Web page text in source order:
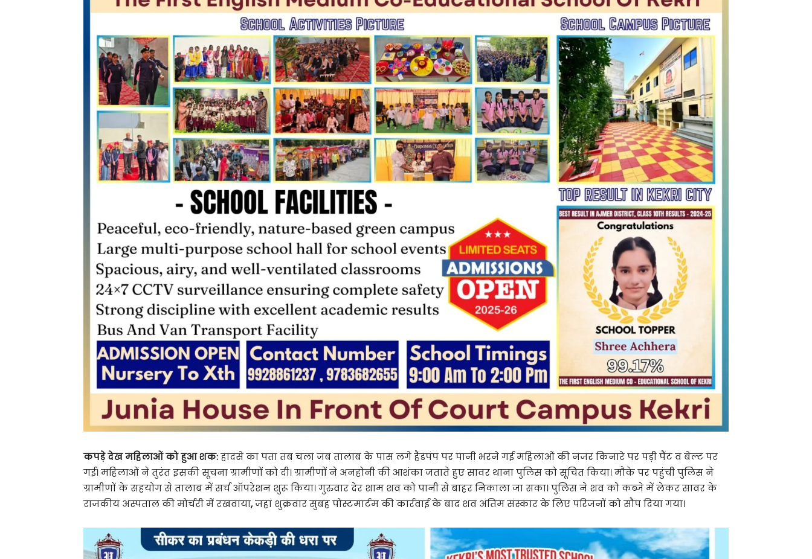
कपड़े देख महिलाओं को हुआ शक:हादसे का पता तब चला जब तालाब के पास लगे हैंडपंप पर पानी भरने गई महिलाओं की नजर किनारे पर पड़ी पैंट व बेल्ट पर
गई। महिलाओं ने तुरंत इसकी सूचना ग्रामीणों को दी। ग्रामीणों ने अनहोनी की आशंका जताते हुए सावर थाना पुलिस को सूचित किया। मौके पर पहुंची पुलिस ने
ग्रामीणों के सहयोग से तालाब में सर्च ऑपरेशन शुरू किया। गुरुवार देर शाम शव को पानी से बाहर निकाला जा सका। पुलिस ने शव को कब्जे में लेकर सावर के
राजकीय अस्पताल की मोर्चरी में रखवाया,जहां शुक्रवार सुबह पोस्टमार्टम की कार्रवाई के बाद शव अंतिम संस्कार के लिए परिजनों को सौंप दिया गया।